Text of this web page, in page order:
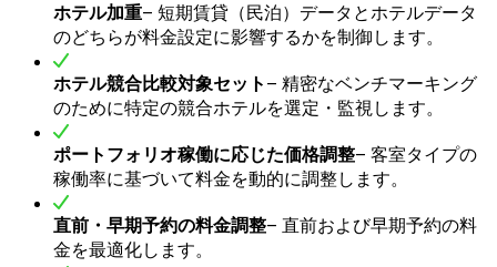
ホテル加重– 短期賃貸（民泊）データとホテルデータ
のどちらが料金設定に影響するかを制御します。
ホテル競合比較対象セット – 精密なベンチマーキング
のために特定の競合ホテルを選定・監視します。
ポートフォリオ稼働に応じた価格調整– 客室タイプの
稼働率に基づいて料金を動的に調整します。
直前・早期予約の料金調整– 直前および早期予約の料
金を最適化します。